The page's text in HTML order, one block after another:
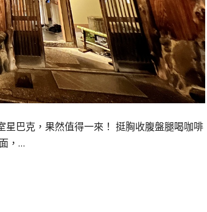
巴克，果然值得一來！ 挺胸收腹盤腿喝咖啡
，…